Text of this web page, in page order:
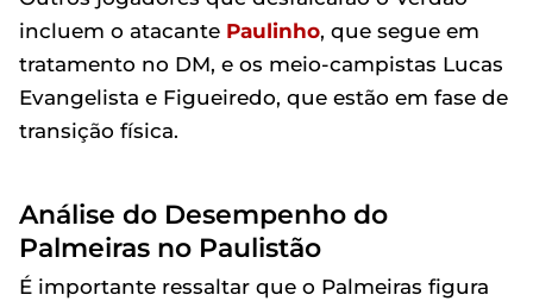
incluem o atacante Paulinho, que segue em
tratamento no DM, e os meio-campistas Lucas
Evangelista e Figueiredo, que estão em fase de
transição física.
Análise do Desempenho do
Palmeiras no Paulistão
É importante ressaltar que o Palmeiras figura